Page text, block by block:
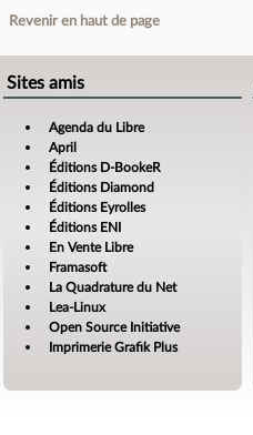
Revenir en haut de page
Sites amis
Agenda du Libre
April
Éditions D-BookeR
Éditions Diamond
Éditions Eyrolles
Éditions ENI
En Vente Libre
Framasoft
La Quadrature du Net
Lea-Linux
Open Source Initiative
Imprimerie Grafik Plus